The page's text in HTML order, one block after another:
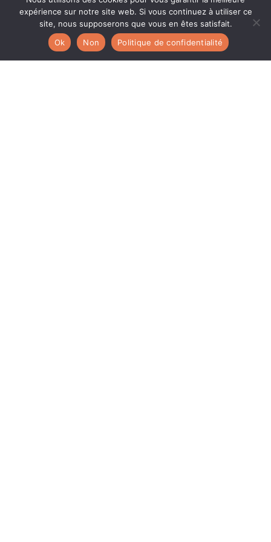
expérience sur notre site web. Si vous continuez à utiliser ce
site, nous supposerons que vous en êtes satisfait.
Ok
Non Politique de confidentialité